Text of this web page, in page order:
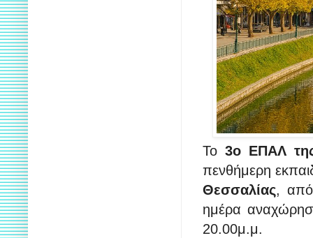
Το3ο ΕΠΑΛ της
πενθήμερη
Θεσσαλίας,
ημέρα
20.00μ.μ.